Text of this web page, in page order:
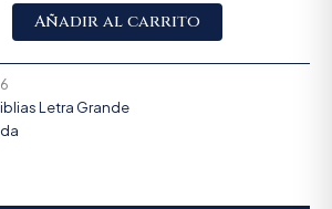
Añadir al carrito
Letra Grande